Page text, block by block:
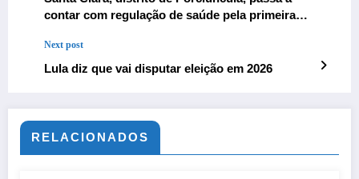
contar com regulação de saúde pela primeira
Next post
Lula diz que vai disputar eleição em 2026
RELACIONADOS